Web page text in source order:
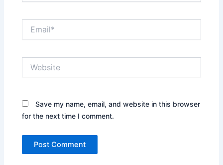
Save my name, email, and website in this browser
for the next time I comment.